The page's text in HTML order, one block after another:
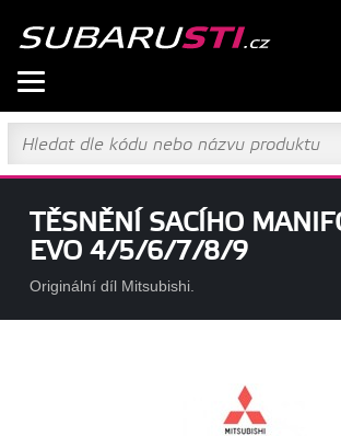
TĚSNĚNÍ SACÍHO
EVO 4/5/6/7/8/9
Originální díl Mitsubishi.